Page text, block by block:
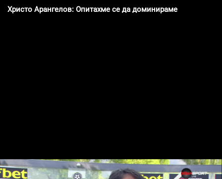
Христо Арангелов: Опитахме се да доминираме